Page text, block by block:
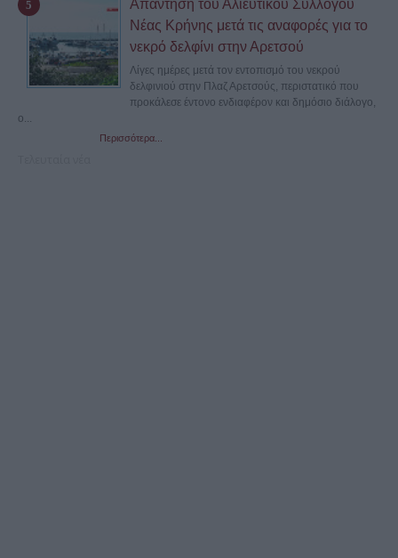
Απάντηση του Αλιευτικού Συλλόγου
Νέας Κρήνης μετά τις αναφορές για το
νεκρό δελφίνι στην Αρετσού
Λίγες ημέρες μετά τον εντοπισμό του νεκρού
δελφινιού στην Πλαζ Αρετσούς, περιστατικό που
προκάλεσε έντονο ενδιαφέρον και δημόσιο διάλογο,
ο...
Περισσότερα...